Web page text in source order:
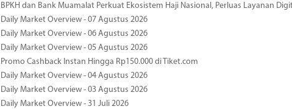
BPKH dan Bank Muamalat Perkuat Ekosistem Haji Nasional, Perluas Layanan
Daily Market Overview - 07 Agustus 2026
Daily Market Overview - 06 Agustus 2026
Daily Market Overview - 05 Agustus 2026
Promo Cashback Instan Hingga Rp150.000 di Tiket.com
Daily Market Overview - 04 Agustus 2026
Daily Market Overview - 03 Agustus 2026
Daily Market Overview - 31 Juli 2026